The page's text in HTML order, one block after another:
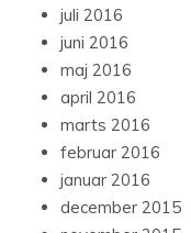
juli 2016
juni 2016
maj 2016
april 2016
marts 2016
februar 2016
januar 2016
december 2015